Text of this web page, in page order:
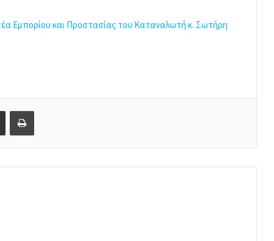
Εμπορίου και Προστασίας του Καταναλωτή κ. Σωτήρη